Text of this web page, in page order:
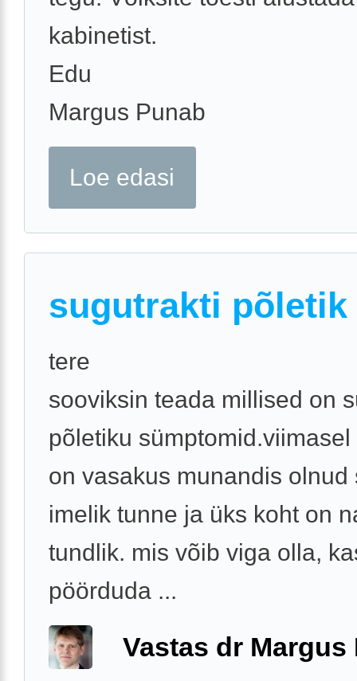
kabinetist.
Edu
Margus Punab
Loe edasi
sugutrakti põletik
tere
sooviksin teada millised on
põletiku
on vasakus munandis olnud
imelik tunne ja üks koht on
tundlik. mis võib viga olla,
pöörduda ...
Vastas dr Margus